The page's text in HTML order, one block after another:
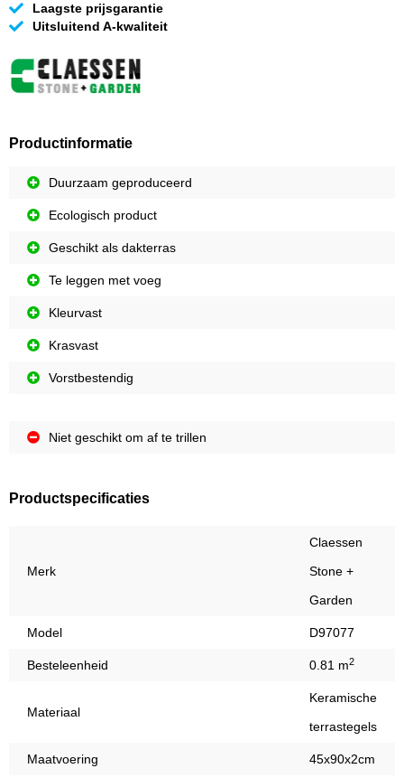
Laagste prijsgarantie
Uitsluitend A-kwaliteit
Productinformatie
Duurzaam geproduceerd
Ecologisch product
Geschikt als dakterras
Te leggen met voeg
Kleurvast
Krasvast
Vorstbestendig
Niet geschikt om af te trillen
Productspecificaties
Merk
Claessen
Stone +
Garden
Model D97077
Besteleenheid 0.81 m2
Materiaal
Keramische
terrastegels
Maatvoering 45x90x2cm